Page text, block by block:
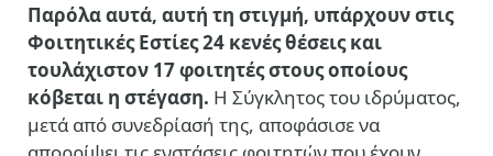
Παρόλα αυτά, αυτή τη στιγμή, υπάρχουν στις
Φοιτητικές Εστίες 24 κενές θέσεις και
τουλάχιστον 17 φοιτητές στους οποίους
κόβεται η στέγαση. Η Σύγκλητος του ιδρύματος,
μετά από συνεδρίασή της, αποφάσισε να